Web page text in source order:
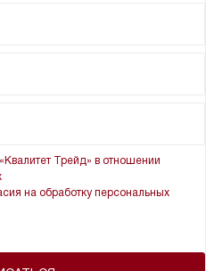
Трейд» в отношении
на обработку персональных